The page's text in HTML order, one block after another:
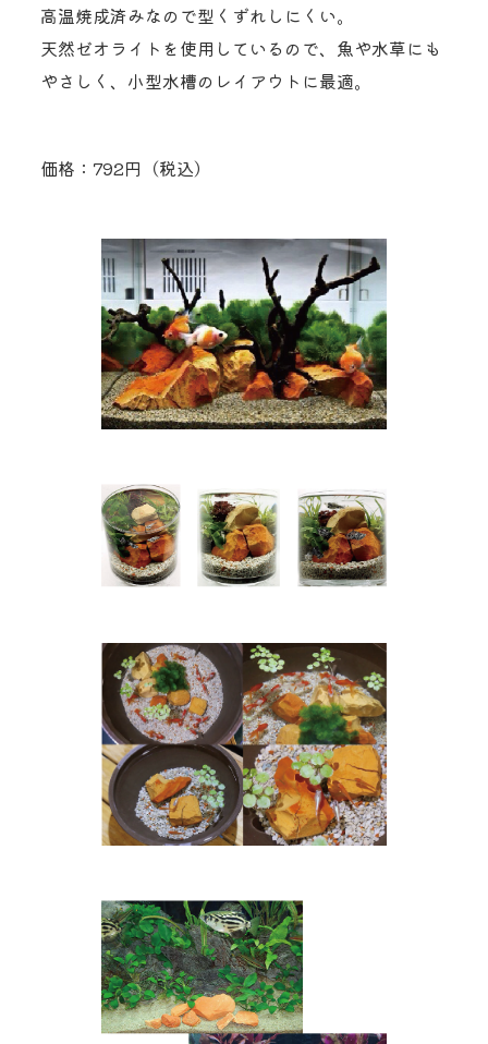
高温焼成済みなので型くずれしにくい。
天然ゼオライトを使用しているので、魚や水草にも
やさしく、小型水槽のレイアウトに最適。
価格：792円（税込）